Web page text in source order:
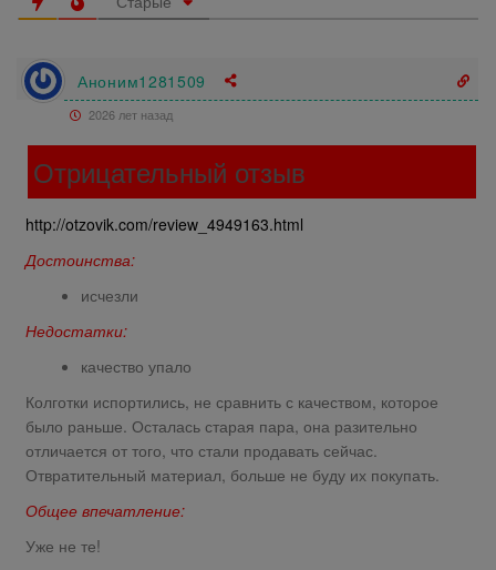
Аноним1281509
2026 лет назад
Отрицательный отзыв
http://otzovik.com/review_4949163.html
Достоинства:
исчезли
Недостатки:
качество упало
Колготки испортились, не сравнить с качеством, которое
было раньше. Осталась старая пара, она разительно
отличается от того, что стали продавать сейчас.
Отвратительный материал, больше не буду их покупать.
Общее впечатление:
Уже не те!